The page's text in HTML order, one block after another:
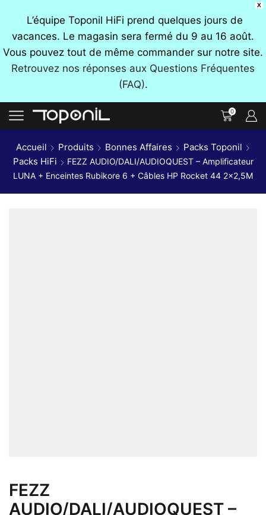
X
L’équipe Toponil HiFi prend quelques jours de
vacances. Le magasin sera fermé du 9 au 16 août.
Vous pouvez tout de même commander sur notre site.
Retrouvez nos réponses aux Questions Fréquentes
(FAQ).
0
Accueil Produits Bonnes Affaires
Packs Toponil
Packs HiFi
FEZZ AUDIO/DALI/AUDIOQUEST – Amplificateur
LUNA + Enceintes Rubikore 6 + Câbles HP Rocket 44 2×2,5M
FEZZ
AUDIO/DALI/AUDIOQUEST –